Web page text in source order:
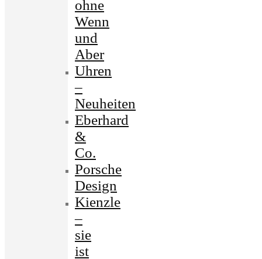
ohne
Wenn
und
Aber
Uhren
–
Neuheiten
Eberhard
&
Co.
Porsche
Design
Kienzle
–
sie
ist